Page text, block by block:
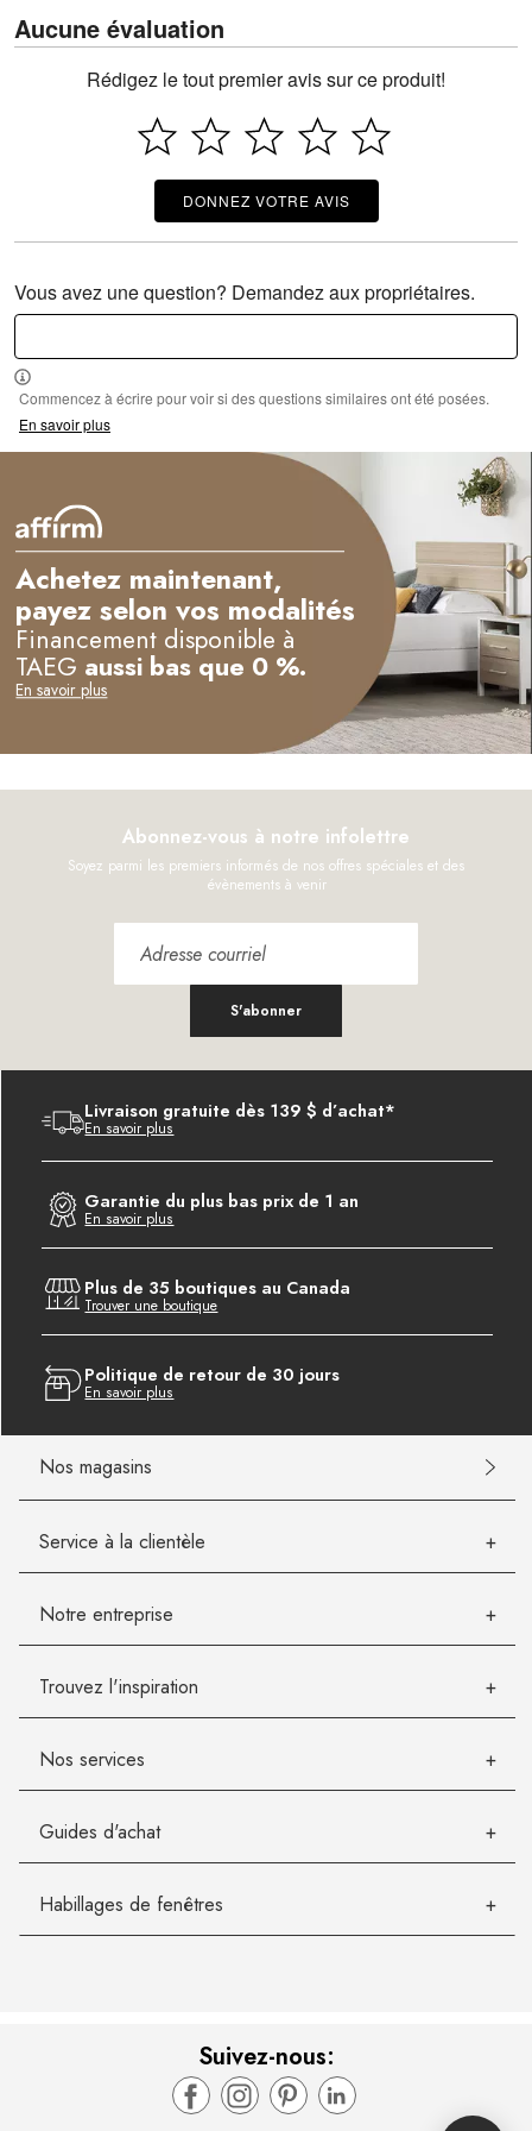
Aucune évaluation
Rédigez le tout premier avis sur ce produit!
DONNEZ VOTRE AVIS
Vous avez une question? Demandez aux propriétaires.
Commencez à écrire pour voir si des questions similaires ont été posées.
En savoir plus
Achetez maintenant,
payez selon vos modalités
Financement disponible à
TAEG aussi bas que 0 %.
En savoir plus
Abonnez-vous à notre infolettre
Soyez parmi les premiers informés de nos offres spéciales et des
évènements à venir
S'abonner
Livraison gratuite dès 139 $ d’achat*
En savoir plus
Garantie du plus bas prix de 1 an
En savoir plus
Plus de 35 boutiques au Canada
Trouver une boutique
Politique de retour de 30 jours
En savoir plus
Nos magasins
Service à la clientèle
Notre entreprise
Trouvez l'inspiration
Nos services
Guides d'achat
Habillages de fenêtres
Suivez-nous: